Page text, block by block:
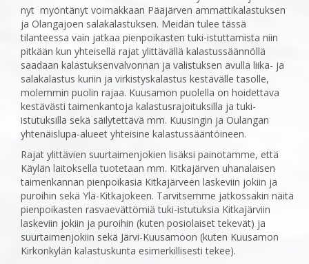
nyt myöntänyt voimakkaan Pääjärven ammattikalastuksen
ja Olangajoen salakalastuksen. Meidän tulee tässä
tilanteessa vain jatkaa pienpoikasten tuki-istuttamista niin
pitkään kun yhteisellä rajat ylittävällä kalastussäännöllä
saadaan kalastuksenvalvonnan ja valistuksen avulla liika- ja
salakalastus kuriin ja virkistyskalastus kestävälle tasolle,
molemmin puolin rajaa. Kuusamon puolella on hoidettava
kestävästi taimenkantoja kalastusrajoituksilla ja tuki-
istutuksilla sekä säilytettävä mm. Kuusingin ja Oulangan
yhtenäislupa-alueet yhteisine kalastussääntöineen.
Rajat ylittävien suurtaimenjokien lisäksi painotamme, että
Käylän laitoksella tuotetaan mm. Kitkajärven uhanalaisen
taimenkannan pienpoikasia Kitkajärveen laskeviin jokiin ja
puroihin sekä Ylä-Kitkajokeen. Tarvitsemme jatkossakin näitä
pienpoikasten rasvaevättömiä tuki-istutuksia Kitkajärviin
laskeviin jokiin ja puroihin (kuten posiolaiset tekevät) ja
suurtaimenjokiin sekä Järvi-Kuusamoon (kuten Kuusamon
Kirkonkylän kalastuskunta esimerkillisesti tekee).